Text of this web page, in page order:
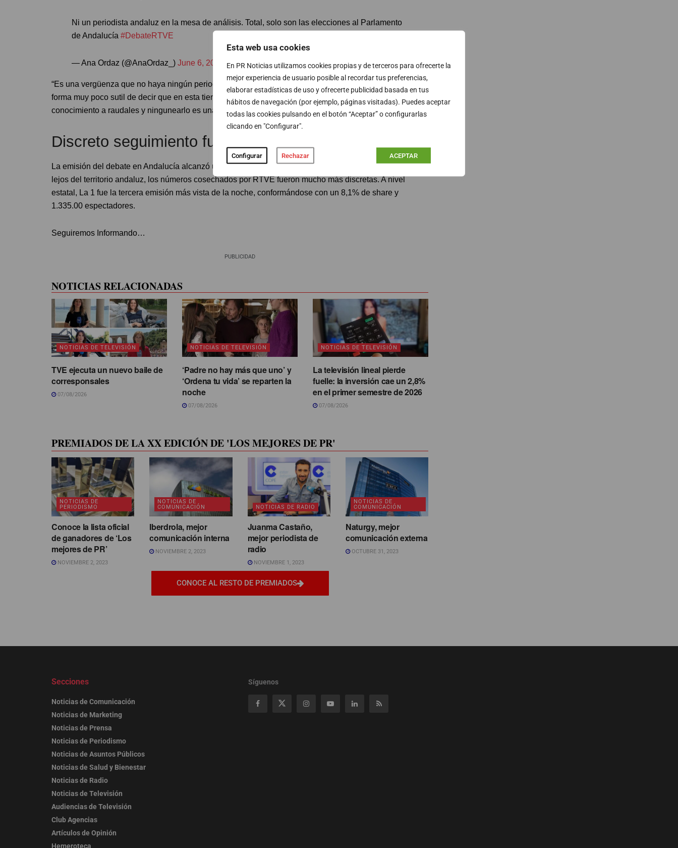
Esta web usa cookies
En PR Noticias utilizamos cookies propias y de terceros para ofrecerte la
mejor experiencia de usuario posible al recordar tus preferencias,
elaborar estadísticas de uso y ofrecerte publicidad basada en tus
hábitos de navegación (por ejemplo, páginas visitadas). Puedes aceptar
todas las cookies pulsando en el botón “Aceptar” o configurarlas
clicando en "Configurar".
Configurar Rechazar ACEPTAR
Ni un periodista andaluz en la mesa de análisis. Total, solo son las elecciones al Parlamento
de Andalucía #DebateRTVE
— Ana Ordaz (@AnaOrdaz_) June 6, 2022
“Es una vergüenza que no haya ningún periodista ni politólogo andaluz en el #DebateRTVE. Es una
forma muy poco sutil de decir que en esta tierra tenemos menos voz que el resto. Aquí hay talento y
conocimiento a raudales y ningunearlo es una falta de respeto”, señaló un usuario de Twitter.
Discreto seguimiento fuera de Andalucía
La emisión del debate en Andalucía alcanzó un 20,8% de cuota de pantalla en Andalucía. No obstante,
lejos del territorio andaluz, los números cosechados por RTVE fueron mucho más discretas. A nivel
estatal, La 1 fue la tercera emisión más vista de la noche, conformándose con un 8,1% de share y
1.335.00 espectadores.
Seguiremos Informando…
PUBLICIDAD
NOTICIAS RELACIONADAS
NOTICIAS DE TELEVISIÓN
TVE ejecuta un nuevo baile de
corresponsales
07/08/2026
NOTICIAS DE TELEVISIÓN
‘Padre no hay más que uno’ y
‘Ordena tu vida’ se reparten la
noche
07/08/2026
NOTICIAS DE TELEVISIÓN
La televisión lineal pierde
fuelle: la inversión cae un 2,8%
en el primer semestre de 2026
07/08/2026
PREMIADOS DE LA XX EDICIÓN DE 'LOS MEJORES DE PR'
NOTICIAS DE
PERIODISMO
Conoce la lista oficial
de ganadores de ‘Los
mejores de PR’
NOVIEMBRE 2, 2023
NOTICIAS DE
COMUNICACIÓN
Iberdrola, mejor
comunicación interna
NOVIEMBRE 2, 2023
NOTICIAS DE RADIO
Juanma Castaño,
mejor periodista de
radio
NOVIEMBRE 1, 2023
NOTICIAS DE
COMUNICACIÓN
Naturgy, mejor
comunicación externa
OCTUBRE 31, 2023
CONOCE AL RESTO DE PREMIADOS
Secciones
Noticias de Comunicación
Noticias de Marketing
Noticias de Prensa
Noticias de Periodismo
Noticias de Asuntos Públicos
Noticias de Salud y Bienestar
Noticias de Radio
Noticias de Televisión
Audiencias de Televisión
Club Agencias
Artículos de Opinión
Hemeroteca
Síguenos